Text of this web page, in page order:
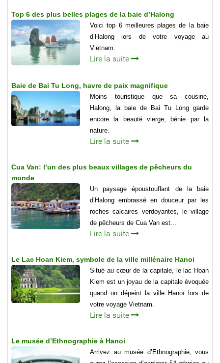
Top 6 des plus belles plages de la baie d’Halong
Voici top 6 meilleures plages de la baie
d’Halong lors de votre voyage au
Vietnam.
Lire la suite
Baie de Bai Tu Long, havre de paix magnifique
Moins touristique que sa cousine,
Halong, la baie de Bai Tu Long garde
encore la beauté vierge, bénie par la
nature.
Lire la suite
Cua Van: l’un des plus beaux villages de pêcheurs du
monde
Un paysage époustouflant de la baie
d’Halong embrassé en douceur par les
roches calcaires verdoyantes, le village
de pêcheurs de Cua Van est...
Lire la suite
Le Lac Hoan Kiem, symbole de la ville millénaire Hanoi
Situé au cœur de la capitale, le lac Hoan
Kiem est un joyau de la capitale évoquée
quand on dépeint la ville Hanoï lors de
votre voyage Vietnam.
Lire la suite
Le musée d’Ethnographie à Hanoi
Arrivez au musée d’Ethnographie, vous